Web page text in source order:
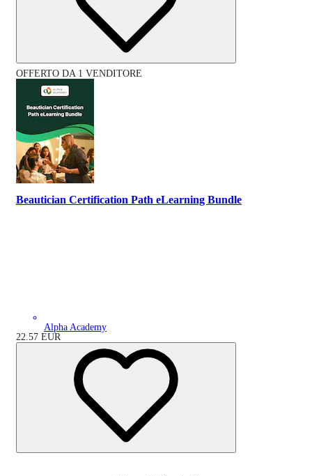
OFFERTO DA 1 VENDITORE
Beautician Certification Path eLearning Bundle
Alpha Academy
22.57 EUR